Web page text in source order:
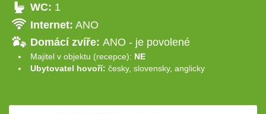
WC: 1
Internet: ANO
Domácí zvíře: ANO - je povolené
Majitel v objektu (recepce): NE
Ubytovatel hovoří: česky, slovensky, anglicky